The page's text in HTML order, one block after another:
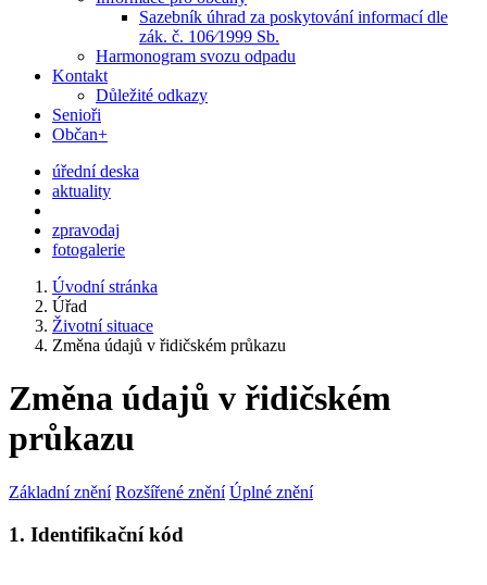
Sazebník úhrad za poskytování informací dle
zák. č. 106⁄1999 Sb.
Harmonogram svozu odpadu
Kontakt
Důležité odkazy
Senioři
Občan+
úřední deska
aktuality
zpravodaj
fotogalerie
Úvodní stránka
Úřad
Životní situace
Změna údajů v řidičském průkazu
Změna údajů v řidičském
průkazu
Základní znění Rozšířené znění Úplné znění
1. Identifikační kód